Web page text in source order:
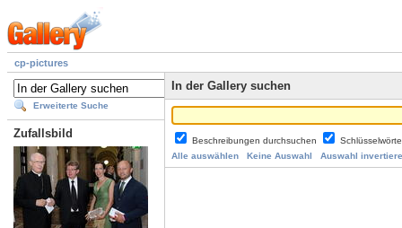
cp-pictures
Erweiterte Suche
Zufallsbild
In der Gallery suchen
Beschreibungen durchsuchen
Alle auswählen
Keine Auswahl Auswahl